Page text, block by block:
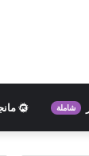
شاملة